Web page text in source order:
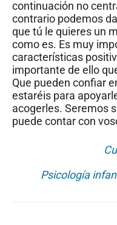
continuación no
contrario podemos
que tú le quieres un
como es. Es muy
características
importante de ello
Que pueden confiar
estaréis para
acogerles. Seremos
puede contar con
Psicología